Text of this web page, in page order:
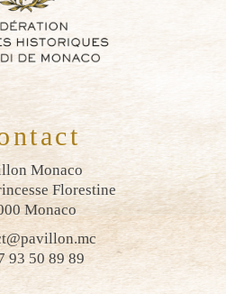
Monaco
Florestine
Monaco
93 50 89 89